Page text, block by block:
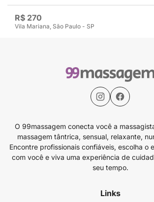
R$ 270
Vila Mariana, São Paulo - SP
O 99massagem conecta você a
massagem tântrica, sensual, relaxante,
Encontre profissionais confiáveis, escolha o
com você e viva uma experiência de
seu tempo.
Links